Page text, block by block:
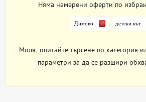
Няма намерени оферти по
Димово детски кът
Моля, опитайте търсене по категория
параметри за да се разшири